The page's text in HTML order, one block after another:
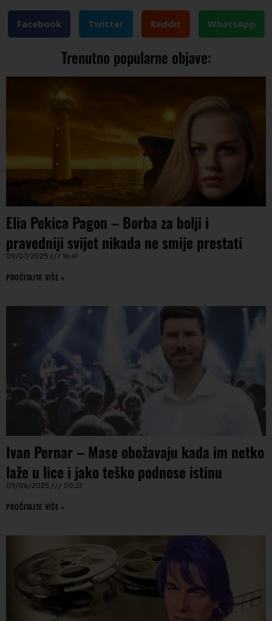
Facebook Twitter Reddit WhatsApp
Trenutno popularne objave:
Elia Pekica Pagon – Borba za bolji i
pravedniji svijet nikada ne smije prestati
09/07/2025 16:41
PROČITAJTE VIŠE »
Ivan Pernar – Mase obožavaju kada im netko
laže u lice i jako teško podnose istinu
09/06/2025 00:21
PROČITAJTE VIŠE »